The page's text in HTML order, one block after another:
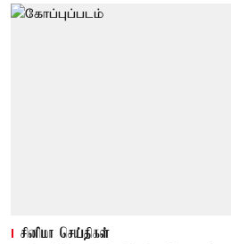
சினிமா செய்திகள்